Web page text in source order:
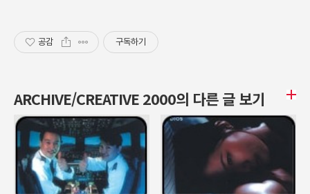
공감 구독하기
ARCHIVE/CREATIVE 2000의 다른 글 보기